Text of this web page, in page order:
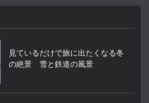
見ているだけで旅に出たくなる冬
の絶景 雪と鉄道の風景